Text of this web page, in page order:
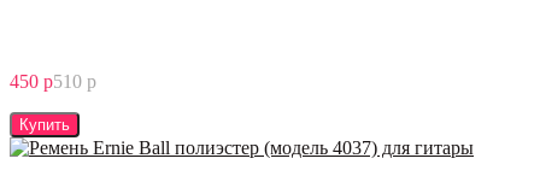
450 р510 р
Купить